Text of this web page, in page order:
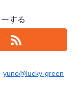
する
yuno@lucky-green